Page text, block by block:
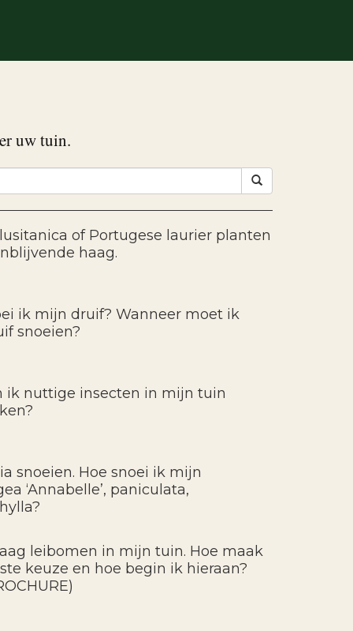
uw tuin.
of Portugese laurier planten
haag.
ik mijn druif? Wanneer moet ik
snoeien?
ik nuttige insecten in mijn tuin
snoeien. Hoe snoei ik mijn
‘Annabelle’, paniculata,
leibomen in mijn tuin. Hoe maak
keuze en hoe begin ik hieraan?